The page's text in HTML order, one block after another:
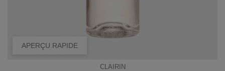
APERÇU RAPIDE
CLAIRIN